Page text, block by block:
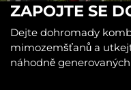
ZAPOJTE SE
Dejte dohromady
mimozemšťanů a
náhodně